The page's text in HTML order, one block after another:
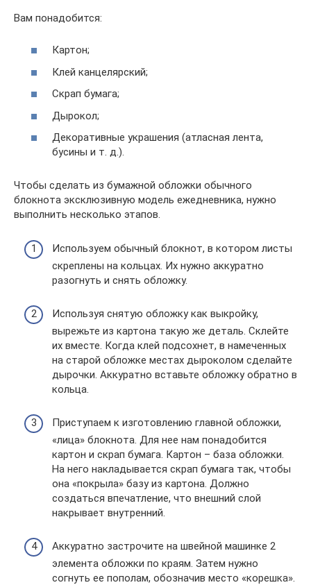
Вам понадобится:
Картон;
Клей канцелярский;
Скрап бумага;
Дырокол;
Декоративные украшения (атласная лента,
бусины и т. д.).
Чтобы сделать из бумажной обложки обычного
блокнота эксклюзивную модель ежедневника, нужно
выполнить несколько этапов.
Используем обычный блокнот, в котором листы
скреплены на кольцах. Их нужно аккуратно
разогнуть и снять обложку.
Используя снятую обложку как выкройку,
вырежьте из картона такую же деталь. Склейте
их вместе. Когда клей подсохнет, в намеченных
на старой обложке местах дыроколом сделайте
дырочки. Аккуратно вставьте обложку обратно в
кольца.
Приступаем к изготовлению главной обложки,
«лица» блокнота. Для нее нам понадобится
картон и скрап бумага. Картон – база обложки.
На него накладывается скрап бумага так, чтобы
она «покрыла» базу из картона. Должно
создаться впечатление, что внешний слой
накрывает внутренний.
Аккуратно застрочите на швейной машинке 2
элемента обложки по краям. Затем нужно
согнуть ее пополам, обозначив место «корешка».